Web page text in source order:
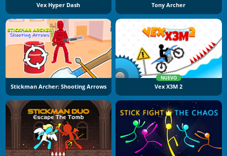
Vex Hyper Dash Tony Archer
Stickman Archer: Shooting Arrows
NUEVO
Vex X3M 2